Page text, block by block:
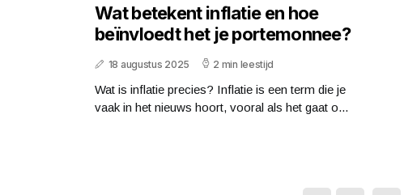
Wat betekent inflatie en hoe
beïnvloedt het je portemonnee?
18 augustus 2025 2 min leestijd
Wat is inflatie precies? Inflatie is een term die je
vaak in het nieuws hoort, vooral als het gaat o...